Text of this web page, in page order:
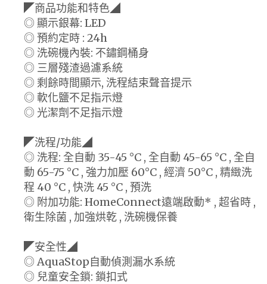
◤商品功能和特色◢
◎ 顯示銀幕: LED
◎ 預約定時 : 24h
◎ 洗碗機內裝: 不鏽鋼桶身
◎ 三層殘渣過濾系統
◎ 剩餘時間顯示, 洗程結束聲音提示
◎ 軟化鹽不足指示燈
◎ 光潔劑不足指示燈
◤洗程/功能◢
◎ 洗程: 全自動 35-45 °C , 全自動 45-65 °C , 全自
動 65-75 °C , 強力加壓 60°C , 經濟 50°C , 精緻洗
程 40 °C , 快洗 45 °C , 預洗
◎ 附加功能: HomeConnect遠端啟動* , 超省時 ,
衛生除菌 , 加強烘乾 , 洗碗機保養
◤安全性◢
◎ AquaStop自動偵測漏水系統
◎ 兒童安全鎖: 鎖扣式